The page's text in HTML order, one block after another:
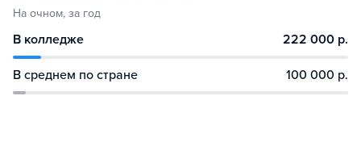
На очном, за год
В колледже 222 000 р.
В среднем по стране 100 000 р.